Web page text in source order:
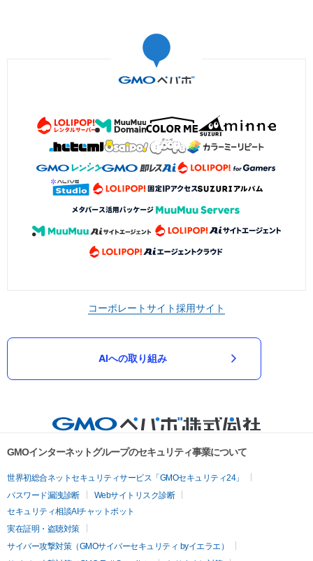
コーポレートサイト採用サイト
AIへの取り組み
GMOインターネットグループのセキュリティ事業について
世界初総合ネットセキュリティサービス「GMOセキュリティ24」
パスワード漏洩診断
Webサイトリスク診断
セキュリティ相談AIチャットボット
実在証明・盗聴対策
サイバー攻撃対策（GMOサイバーセキュリティ byイエラエ）